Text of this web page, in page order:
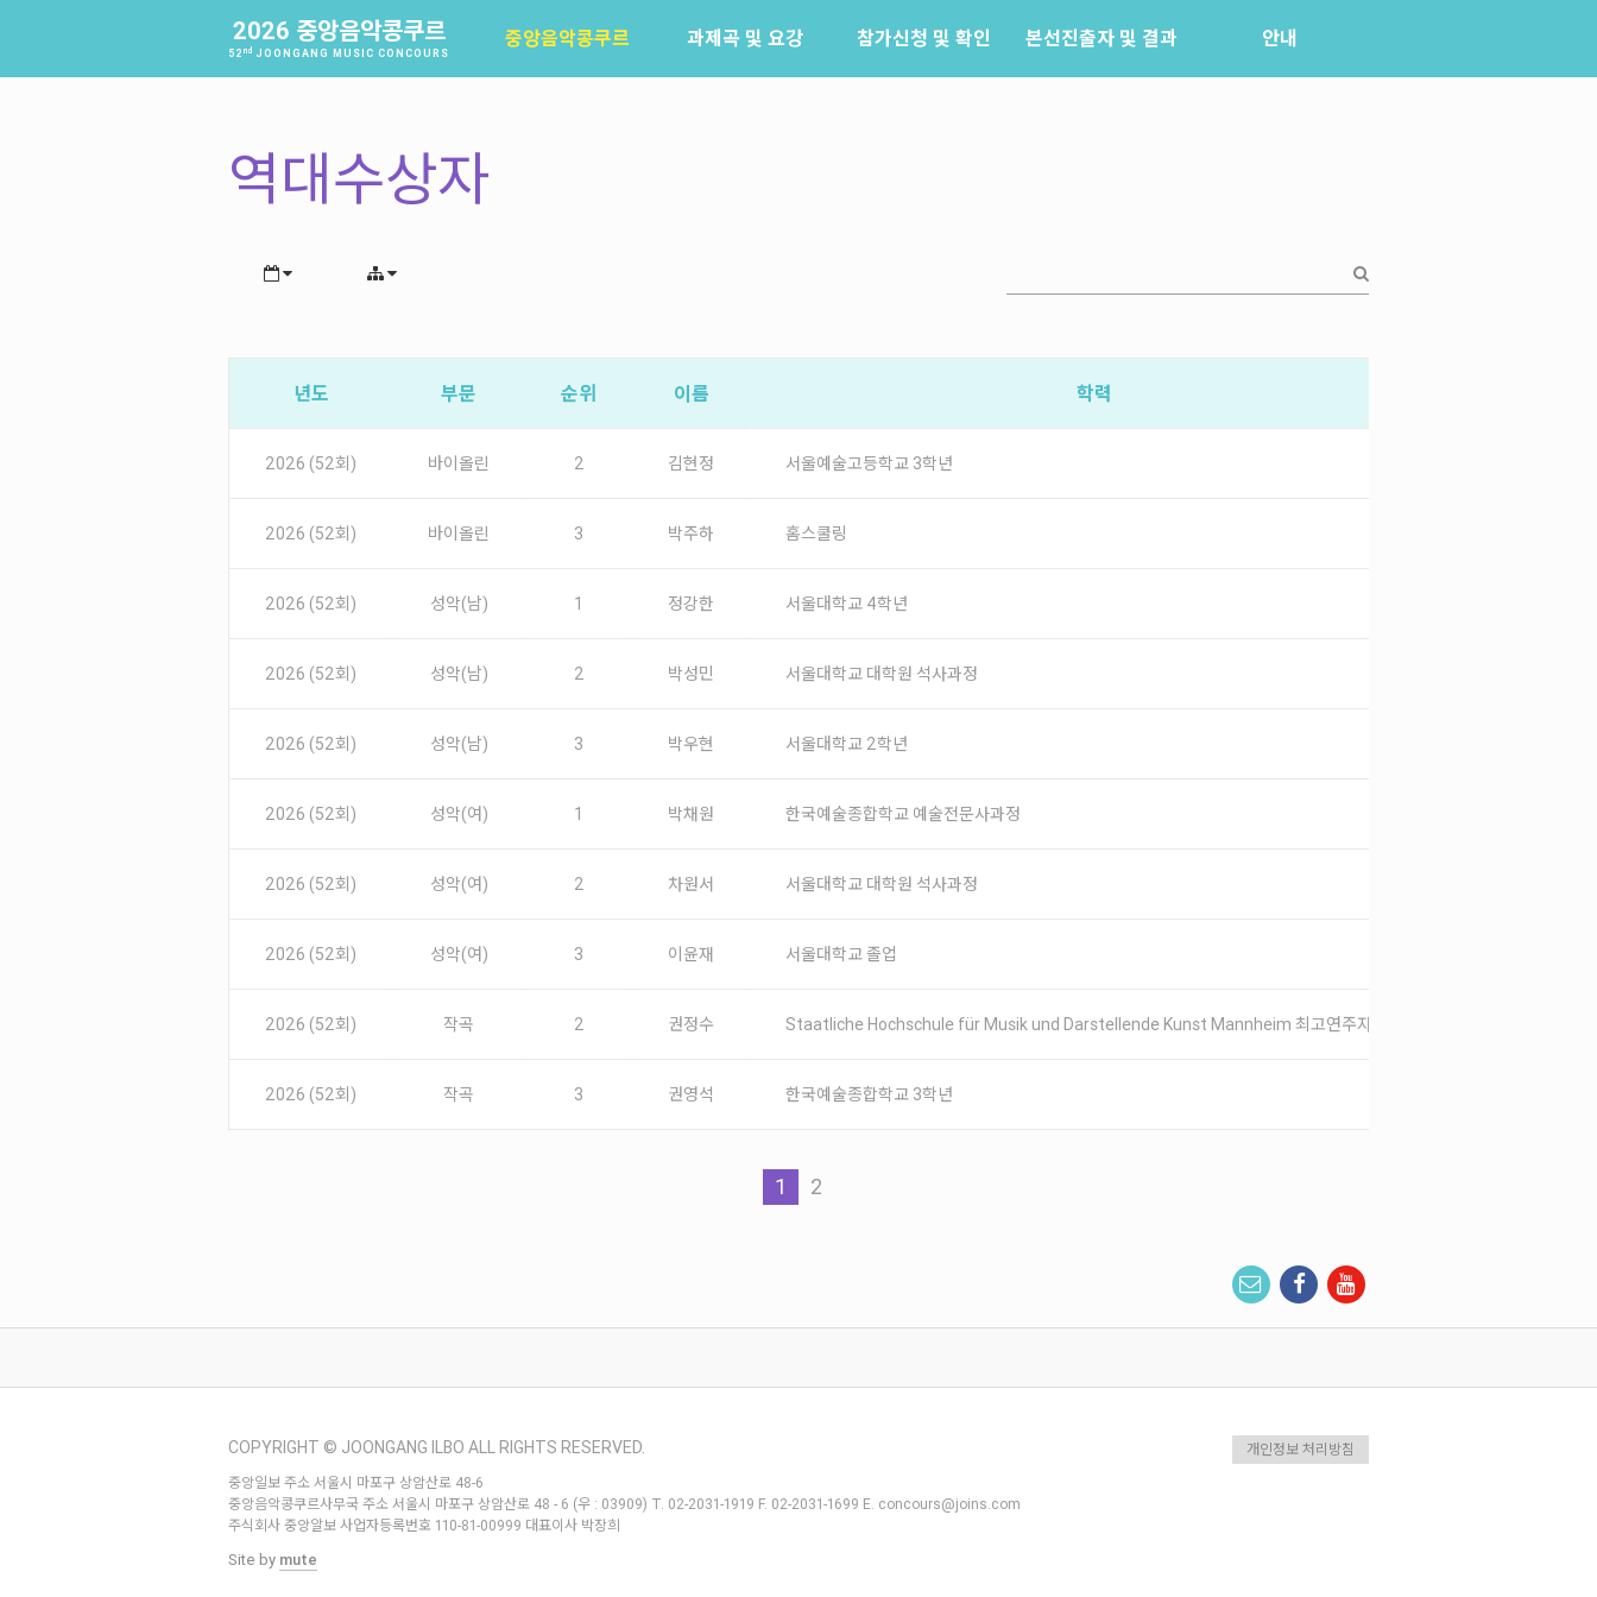
2026 중앙음악콩쿠르
52 nd JOONGANG MUSIC CONCOURS
중앙음악콩쿠르 과제곡 및 요강 참가신청 및 확인 본선진출자 및 결과 안내
역대수상자
년도 부문 순위 이름 학력
2026 (52회) 바이올린 2 김현정 서울예술고등학교 3학년
2026 (52회) 바이올린 3 박주하 홈스쿨링
2026 (52회) 성악(남) 1 정강한 서울대학교 4학년
2026 (52회) 성악(남) 2 박성민 서울대학교 대학원 석사과정
2026 (52회) 성악(남) 3 박우현 서울대학교 2학년
2026 (52회) 성악(여) 1 박채원 한국예술종합학교 예술전문사과정
2026 (52회) 성악(여) 2 차원서 서울대학교 대학원 석사과정
2026 (52회) 성악(여) 3 이윤재 서울대학교 졸업
2026 (52회) 작곡 2 권정수 Staatliche Hochschule für Musik und Darstellende Kunst Mannheim 최고연주자과정
2026 (52회) 작곡 3 권영석 한국예술종합학교 3학년
1 2
개인정보 처리방침
COPYRIGHT © JOONGANG ILBO ALL RIGHTS RESERVED.
중앙일보 주소 서울시 마포구 상암산로 48-6
중앙음악콩쿠르사무국 주소 서울시 마포구 상암산로 48 - 6 (우 : 03909) T. 02-2031-1919 F. 02-2031-1699 E. concours@joins.com
주식회사 중앙알보 사업자등록번호 110-81-00999 대표이사 박장희
Site by mute